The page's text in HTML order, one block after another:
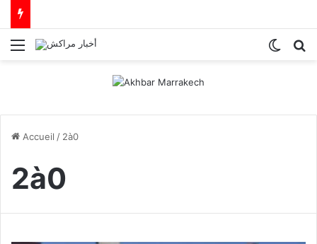
Menu
Accueil / 2à0
2à0